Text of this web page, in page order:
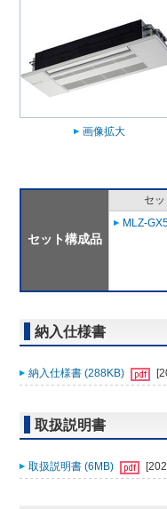
画像拡大
セット構成品
セ
MLZ-
納入仕様書
納入仕様書 (288KB)
取扱説明書
取扱説明書 (6MB)